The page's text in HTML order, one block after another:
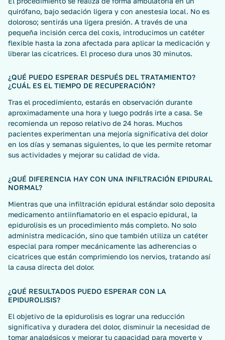
quirófano, bajo sedación ligera y con anestesia local. No es
doloroso; sentirás una ligera presión. A través de una
pequeña incisión cerca del coxis, introducimos un catéter
flexible hasta la zona afectada para aplicar la medicación y
liberar las cicatrices. El proceso dura unos 30 minutos.
¿QUÉ PUEDO ESPERAR DESPUÉS DEL TRATAMIENTO?
¿CUÁL ES EL TIEMPO DE RECUPERACIÓN?
Tras el procedimiento, estarás en observación durante
aproximadamente una hora y luego podrás irte a casa. Se
recomienda un reposo relativo de 24 horas. Muchos
pacientes experimentan una mejoría significativa del dolor
en los días y semanas siguientes, lo que les permite retomar
sus actividades y mejorar su calidad de vida.
¿QUÉ DIFERENCIA HAY CON UNA INFILTRACIÓN EPIDURAL
NORMAL?
Mientras que una infiltración epidural estándar solo deposita
medicamento antiinflamatorio en el espacio epidural, la
epidurolisis es un procedimiento más completo. No solo
administra medicación, sino que también utiliza un catéter
especial para romper mecánicamente las adherencias o
cicatrices que están comprimiendo los nervios, tratando así
la causa directa del dolor.
¿QUÉ RESULTADOS PUEDO ESPERAR CON LA
EPIDUROLISIS?
El objetivo de la epidurolisis es lograr una reducción
significativa y duradera del dolor, disminuir la necesidad de
tomar analgésicos y mejorar tu capacidad para moverte y